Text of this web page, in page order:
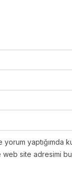
yaptığımda
site adresimi bu